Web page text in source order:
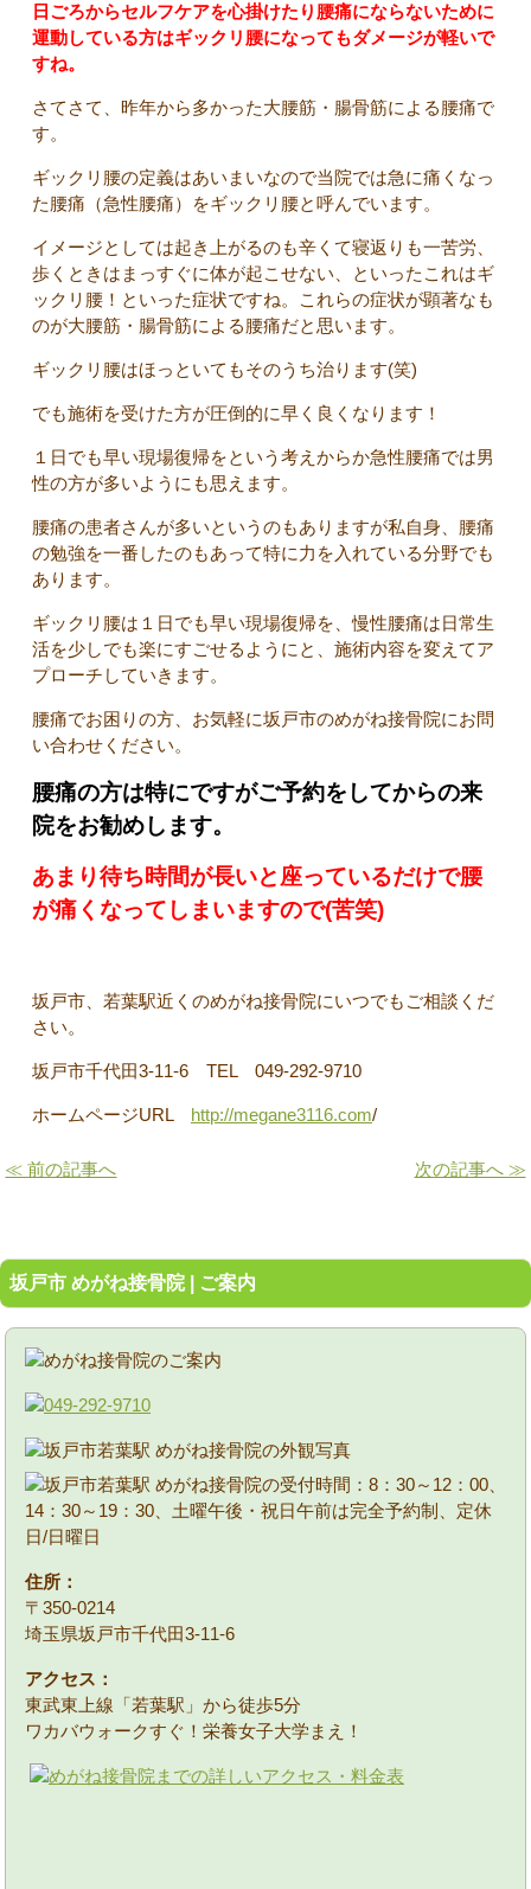
日ごろからセルフケアを心掛けたり腰痛にならないために
運動している方はギックリ腰になってもダメージが軽いで
すね。
さてさて、昨年から多かった大腰筋・腸骨筋による腰痛で
す。
ギックリ腰の定義はあいまいなので当院では急に痛くなっ
た腰痛（急性腰痛）をギックリ腰と呼んでいます。
イメージとしては起き上がるのも辛くて寝返りも一苦労、
歩くときはまっすぐに体が起こせない、といったこれはギ
ックリ腰！といった症状ですね。これらの症状が顕著なも
のが大腰筋・腸骨筋による腰痛だと思います。
ギックリ腰はほっといてもそのうち治ります(笑)
でも施術を受けた方が圧倒的に早く良くなります！
１日でも早い現場復帰をという考えからか急性腰痛では男
性の方が多いようにも思えます。
腰痛の患者さんが多いというのもありますが私自身、腰痛
の勉強を一番したのもあって特に力を入れている分野でも
あります。
ギックリ腰は１日でも早い現場復帰を、慢性腰痛は日常生
活を少しでも楽にすごせるようにと、施術内容を変えてア
プローチしていきます。
腰痛でお困りの方、お気軽に坂戸市のめがね接骨院にお問
い合わせください。
腰痛の方は特にですがご予約をしてからの来
院をお勧めします。
あまり待ち時間が長いと座っているだけで腰
が痛くなってしまいますので(苦笑)
坂戸市、若葉駅近くのめがね接骨院にいつでもご相談くだ
さい。
坂戸市千代田3-11-6 TEL 049-292-9710
ホームページURL http://megane3116.com/
≪ 前の記事へ 次の記事へ ≫
坂戸市 めがね接骨院 | ご案内
住所：
〒350-0214
埼玉県坂戸市千代田3-11-6
アクセス：
東武東上線「若葉駅」から徒歩5分
ワカバウォークすぐ！栄養女子大学まえ！